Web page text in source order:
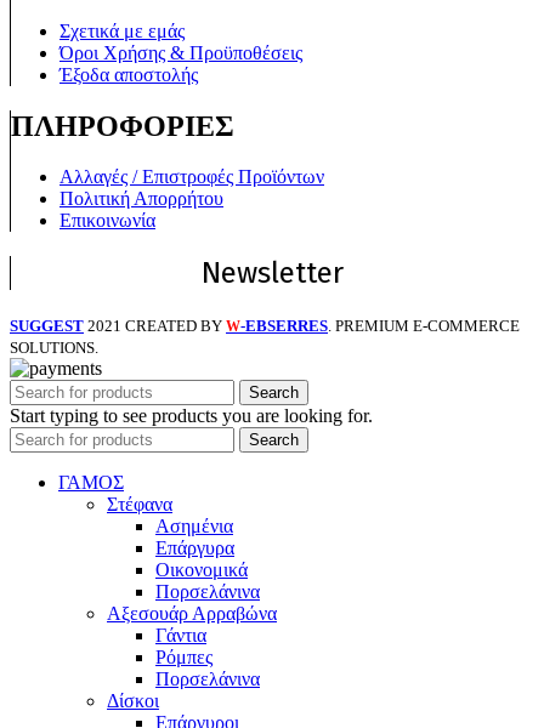
Σχετικά με εμάς
Όροι Χρήσης & Προϋποθέσεις
Έξοδα αποστολής
ΠΛΗΡΟΦΟΡΙΕΣ
Αλλαγές / Επιστροφές Προϊόντων
Πολιτική Απορρήτου
Επικοινωνία
Newsletter
SUGGEST 2021 CREATED BY W-EBSERRES. PREMIUM E-COMMERCE
SOLUTIONS.
Search
Start typing to see products you are looking for.
Search
ΓΑΜΟΣ
Στέφανα
Ασημένια
Επάργυρα
Οικονομικά
Πορσελάνινα
Αξεσουάρ Αρραβώνα
Γάντια
Ρόμπες
Πορσελάνινα
Δίσκοι
Επάργυροι